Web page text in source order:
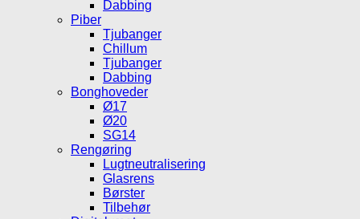
Dabbing
Piber
Tjubanger
Chillum
Tjubanger
Dabbing
Bonghoveder
Ø17
Ø20
SG14
Rengøring
Lugtneutralisering
Glasrens
Børster
Tilbehør